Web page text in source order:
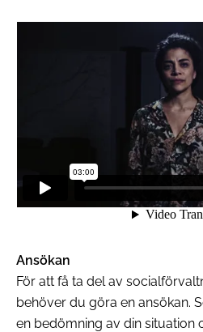
Ansökan
För att få ta del av
behöver du göra en ansökan.
en bedömning av din situation